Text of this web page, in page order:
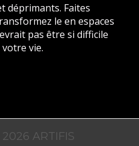
déprimants. Faites
le en espaces
pas être si difficile
vie.
ARTIFIS